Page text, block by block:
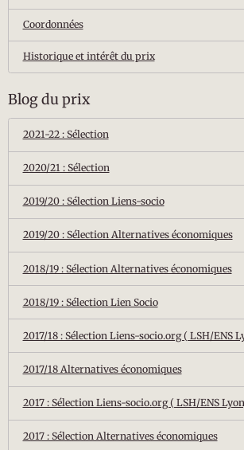
Coordonnées
Historique et intérêt du prix
Blog du prix
2021-22 : Sélection
2020/21 : Sélection
2019/20 : Sélection Liens-socio
2019/20 : Sélection Alternatives économiques
2018/19 : Sélection Alternatives économiques
2018/19 : Sélection Lien Socio
2017/18 : Sélection Liens-socio.org ( LSH/ENS
2017/18 Alternatives économiques
2017 : Sélection Liens-socio.org ( LSH/ENS
2017 : Sélection Alternatives économiques